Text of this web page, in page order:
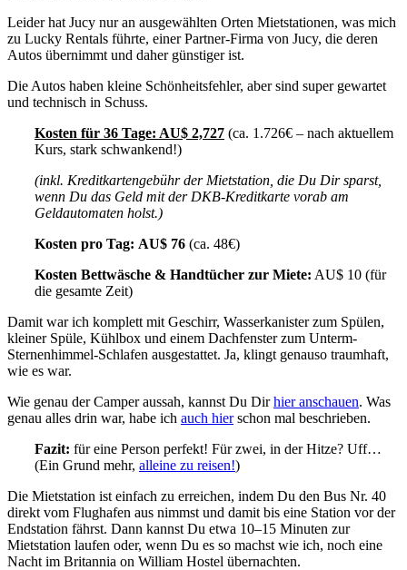
Leider hat Jucy nur an ausgewählten Orten Mietstationen, was mich
zu Lucky Rentals führte, einer Partner-Firma von Jucy, die deren
Autos übernimmt und daher günstiger ist.
Die Autos haben kleine Schönheitsfehler, aber sind super gewartet
und technisch in Schuss.
Kosten für 36 Tage: AU$ 2,727 (ca. 1.726€ – nach aktuellem
Kurs, stark schwankend!)
(inkl. Kreditkartengebühr der Mietstation, die Du Dir sparst,
wenn Du das Geld mit der DKB-Kreditkarte vorab am
Geldautomaten holst.)
Kosten pro Tag: AU$ 76 (ca. 48€)
Kosten Bettwäsche & Handtücher zur Miete: AU$ 10 (für
die gesamte Zeit)
Damit war ich komplett mit Geschirr, Wasserkanister zum Spülen,
kleiner Spüle, Kühlbox und einem Dachfenster zum Unterm-
Sternenhimmel-Schlafen ausgestattet. Ja, klingt genauso traumhaft,
wie es war.
Wie genau der Camper aussah, kannst Du Dirhier anschauen. Was
genau alles drin war, habe ich auch hierschon mal beschrieben.
Fazit: für eine Person perfekt! Für zwei, in der Hitze? Uff…
(Ein Grund mehr, alleine zu reisen!)
Die Mietstation ist einfach zu erreichen, indem Du den Bus Nr. 40
direkt vom Flughafen aus nimmst und damit bis eine Station vor der
Endstation fährst. Dann kannst Du etwa 10–15 Minuten zur
Mietstation laufen oder, wenn Du es so machst wie ich, noch eine
Nacht im Britannia on William Hostel übernachten.